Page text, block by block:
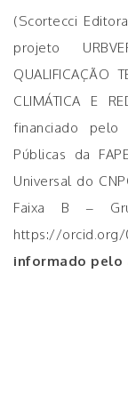
(Scortecci
projeto
QUALIFICAÇÃO
CLIMÁTICA E
financiado pelo
Públicas da
Universal do
Faixa B –
https://orcid.org/
informado pelo